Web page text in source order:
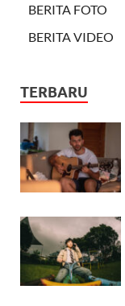
BERITA FOTO
BERITA VIDEO
TERBARU